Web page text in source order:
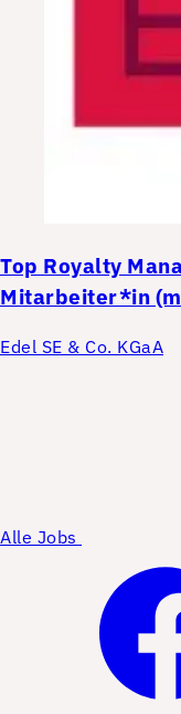
Top Royalty
Mitarbeiter*in
Edel SE & Co. KGaA
Alle Jobs